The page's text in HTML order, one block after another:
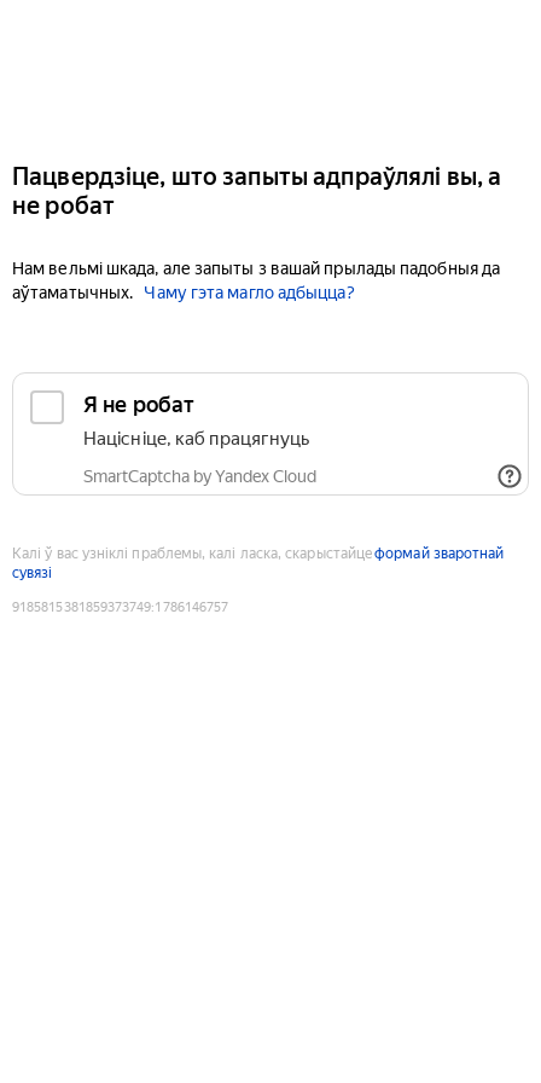
Пацвердзіце, што запыты адпраўлялі вы, а
не робат
Нам вельмі шкада, але запыты з вашай прылады падобныя да
аўтаматычных.
Чаму гэта магло адбыцца?
Я не робат
Націсніце, каб працягнуць
SmartCaptcha by Yandex Cloud
Калі ў вас узніклі праблемы, калі ласка, скарыстайцеформай зваротнай
сувязі
9185815381859373749:1786146757